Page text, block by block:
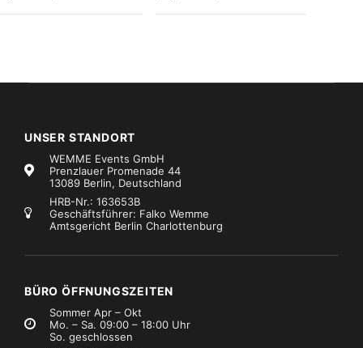
MwSt.)
Scheinwerfer
(zzgl. MwSt.)
UNSER STANDORT
WEMME Events GmbH
Prenzlauer Promenade 44
13089 Berlin, Deutschland
HRB-Nr.: 163653B
Geschäftsführer: Falko Wemme
Amtsgericht Berlin Charlottenburg
BÜRO ÖFFNUNGSZEITEN
Sommer Apr – Okt
Mo. – Sa. 09:00 – 18:00 Uhr
So. geschlossen